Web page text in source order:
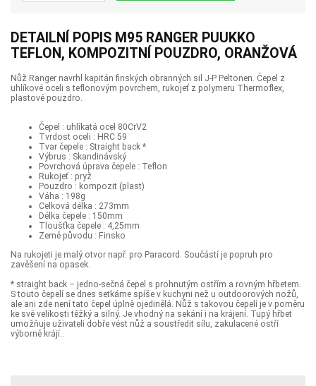
DETAILNÍ POPIS M95 RANGER PUUKKO
TEFLON, KOMPOZITNÍ POUZDRO, ORANŽOVÁ
Nůž Ranger navrhl kapitán finských obranných sil J-P Peltonen. Čepel z
uhlíkové oceli s teflonovým povrchem, rukojeť z polymeru Thermoflex,
plastové pouzdro.
Čepel : uhlíkatá ocel 80CrV2
Tvrdost oceli : HRC 59
Tvar čepele : Straight back *
Výbrus : Skandinávský
Povrchová úprava čepele : Teflon
Rukojeť : pryž
Pouzdro : kompozit (plast)
Váha : 198g
Celková délka : 273mm
Délka čepele : 150mm
Tloušťka čepele : 4,25mm
Země původu : Finsko
Na rukojeti je malý otvor např. pro Paracord. Součástí je popruh pro
zavěšení na opasek.
* straight back – jedno-sečná čepel s prohnutým ostřím a rovným hřbetem.
S touto čepelí se dnes setkáme spíše v kuchyni než u outdoorových nožů,
ale ani zde není tato čepel úplně ojedinělá. Nůž s takovou čepelí je v poměru
ke své velikosti těžký a silný. Je vhodný na sekání i na krájení. Tupý hřbet
umožňuje uživateli dobře vést nůž a soustředit sílu, zakulacené ostří
výborně krájí..